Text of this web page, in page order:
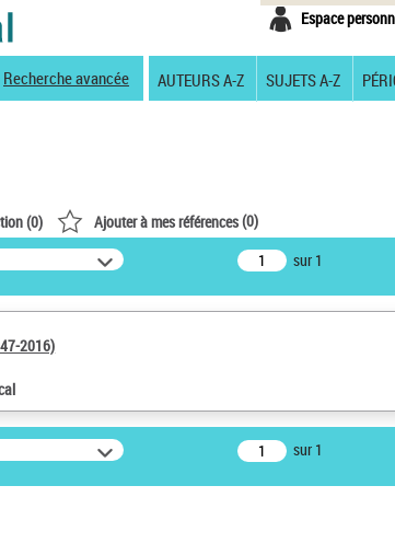
Espace
Recherche avancée AUTEURS A-Z SUJETS A-Z
(0) Ajouter à mes références(0)
sur 1
2016)
sur 1